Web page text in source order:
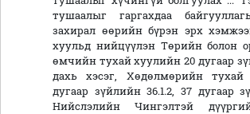
тушаалыг гаргахдаа
захирал өөрийн бүрэн эрх
хуульд нийцүүлэн Төрийн болон
өмчийн тухай хуулийн 20 дугаар
дахь хэсэг, Хөдөлмөрийн
дугаар зүйлийн 36.1.2, 37 дугаар
Нийслэлийн Чингэлтэй